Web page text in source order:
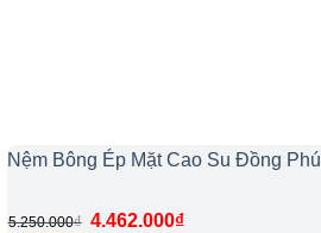
Nệm Bông Ép Mặt Cao Su Đồng Phú
5.250.000₫ 4.462.000₫